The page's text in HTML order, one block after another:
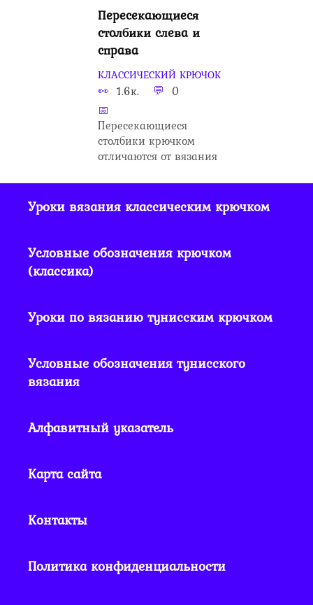
Пересекающиеся
столбики слева и
справа
КЛАССИЧЕСКИЙ КРЮЧОК
1.6к. 0
Пересекающиеся
столбики крючком
отличаются от вязания
Уроки вязания классическим крючком
Условные обозначения крючком
(классика)
Уроки по вязанию тунисским крючком
Условные обозначения тунисского
вязания
Алфавитный указатель
Карта сайта
Контакты
Политика конфиденциальности